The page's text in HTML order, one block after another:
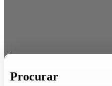
Procurar